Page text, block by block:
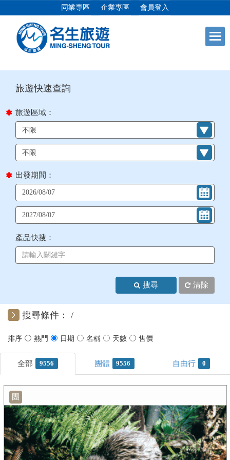
同業專區 企業專區 會員登入
日本專館 +
郵輪假期
海島假期 +
韓國
東南亞 +
美加紐澳 +
+
客製化行程
目前位置： 首頁 列表
旅遊區域：
出發期間：
產品快搜：
搜尋 清除
搜尋條件：
9556 9556 0
團